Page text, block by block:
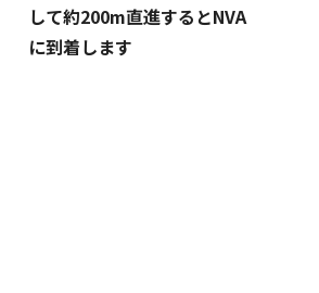
して約200m直進するとNVA
に到着します